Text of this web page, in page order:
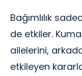
Bağımlılık
de etkiler.
ailelerini,
etkileyen